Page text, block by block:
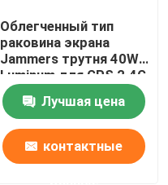
Облегченный тип
раковина экрана
Jammers трутня 40W
Luminum для GPS 2.4G
5.8G
Лучшая цена
контактные